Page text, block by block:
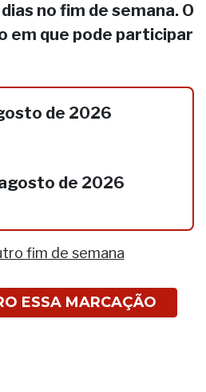
no fim de semana. O
em que pode participar
de 2026
de 2026
fim de semana
ESSA MARCAÇÃO